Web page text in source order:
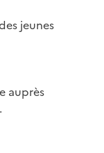
jeunes
auprès